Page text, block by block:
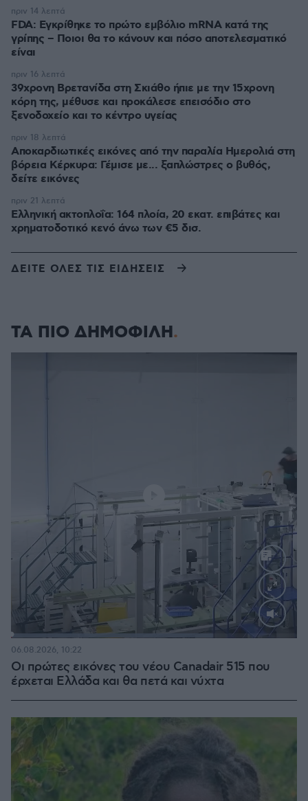
FDA: Εγκρίθηκε το πρώτο εμβόλιο mRNA κατά της
γρίπης – Ποιοι θα το κάνουν και πόσο αποτελεσματικό
είναι
πριν 14 λεπτά
39χρονη Βρετανίδα στη Σκιάθο ήπιε με την 15χρονη
κόρη της, μέθυσε και προκάλεσε επεισόδιο στο
ξενοδοχείο και το κέντρο υγείας
πριν 16 λεπτά
Αποκαρδιωτικές εικόνες από την παραλία Ημερολιά στη
βόρεια Κέρκυρα: Γέμισε με... ξαπλώστρες ο βυθός,
δείτε εικόνες
πριν 18 λεπτά
Ελληνική ακτοπλοΐα: 164 πλοία, 20 εκατ. επιβάτες και
χρηματοδοτικό κενό άνω των €5 δισ.
πριν 21 λεπτά
ΔΕΙΤΕ ΟΛΕΣ ΤΙΣ ΕΙΔΗΣΕΙΣ
ΤΑ ΠΙΟ ΔΗΜΟΦΙΛΗ
Loaded:
Οι πρώτες εικόνες του νέου Canadair 515 που
έρχεται Ελλάδα και θα πετά και νύχτα
06.08.2026, 10:22